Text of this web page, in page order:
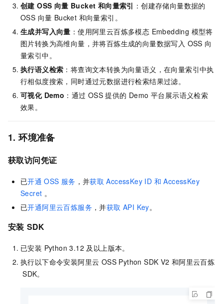
创建 OSS 向量 Bucket 和向量索引 ：创建存储向量数据的
OSS 向量 Bucket 和向量索引。
生成并写入向量 ：使用阿里云百炼多模态 Embedding 模型将
图片转换为高维向量，并将百炼生成的向量数据写入 OSS 向
量索引中。
执行语义检索 ：将查询文本转换为向量语义，在向量索引中执
行相似度搜索，同时通过元数据进行检索结果过滤。
可视化 Demo ：通过 OSS 提供的 Demo 平台展示语义检索
效果。
1. 环境准备
获取访问凭证
已开通 OSS 服务 ，并获取 AccessKey ID 和 AccessKey
Secret 。
已开通阿里云百炼服务 ，并获取 API Key。
安装 SDK
已安装 Python 3.12 及以上版本。
执行以下命令安装阿里云 OSS Python SDK V2 和阿里云百炼
SDK。